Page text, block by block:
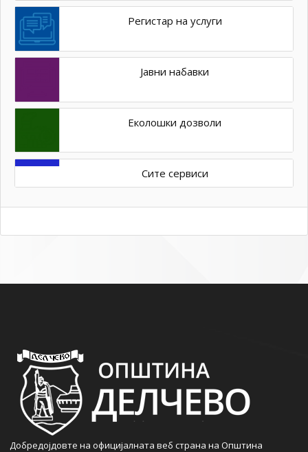
Регистар на услуги
Јавни набавки
Еколошки дозволи
Сите сервиси
Добредојдовте на официјалната веб страна на Општина